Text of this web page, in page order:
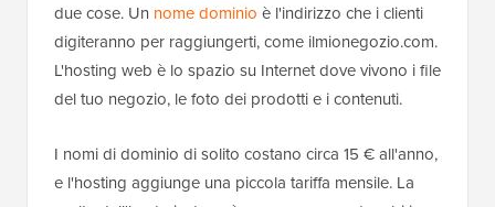
due cose. Un nome dominio è l'indirizzo che i clienti
digiteranno per raggiungerti, come ilmionegozio.com.
L'hosting web è lo spazio su Internet dove vivono i file
del tuo negozio, le foto dei prodotti e i contenuti.
I nomi di dominio di solito costano circa 15 € all'anno,
e l'hosting aggiunge una piccola tariffa mensile. La